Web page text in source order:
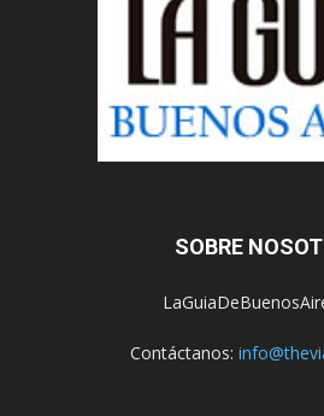
SOBRE
Contáctanos: